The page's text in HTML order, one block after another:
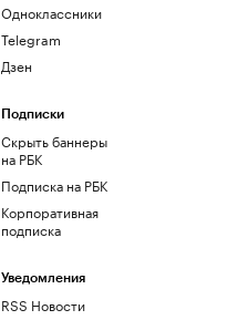
Одноклассники
Telegram
Дзен
Подписки
Скрыть баннеры
на РБК
Подписка на РБК
Корпоративная
подписка
Уведомления
RSS Новости